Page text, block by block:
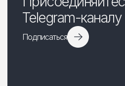
Telegram-каналу
Подписаться